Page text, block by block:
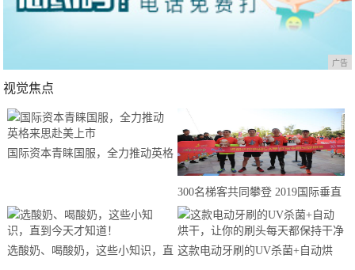
广告
视觉焦点
国际资本青睐国服，全力推动英格
300名梯客共同攀登 2019国际垂直
马拉松超级精英赛顺德海骏达中心
站欢乐开跑
选酸奶、喝酸奶，这些小知识，直 这款电动牙刷的UV杀菌+自动烘